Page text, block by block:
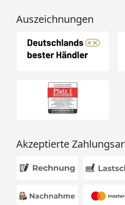
Auszeichnungen
Akzeptierte